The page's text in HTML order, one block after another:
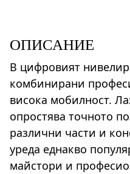
ОПИСАНИЕ
В цифровият
комбинирани
висока мобилност.
опростява точното
различни части и
уреда еднакво
майстори и